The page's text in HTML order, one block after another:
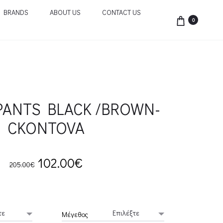
BRANDS ABOUT US
CONTACT US
0
BLACK /BROWN-
CKONTOVA
205.00€ Original
102.00€Current
is:
Μέγεθος